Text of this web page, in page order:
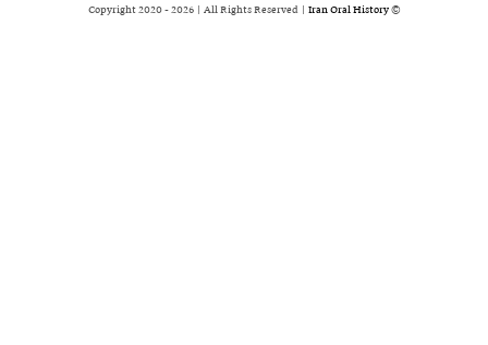
© Copyright 2020 -
2026 | All Rights Reserved | Iran Oral History